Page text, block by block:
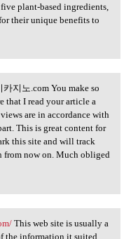
plant-based ingredients,
their unique benefits to
이비카지노.com
지노.com You make so
that I read your article a
are in accordance with
This is great content for
this site and will track
from now on. Much obliged
This
This web site is usually a
the information it suited